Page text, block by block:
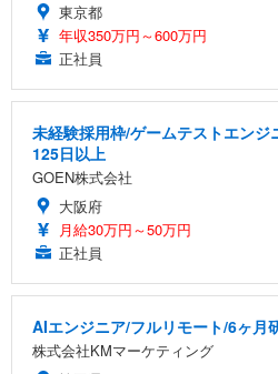
東京都
年収350万円～600万円
正社員
未経験採用枠/ゲームテストエンジ
125日以上
GOEN株式会社
大阪府
月給30万円～50万円
正社員
AIエンジニア/フルリモート/6ヶ月
株式会社KMマーケティング